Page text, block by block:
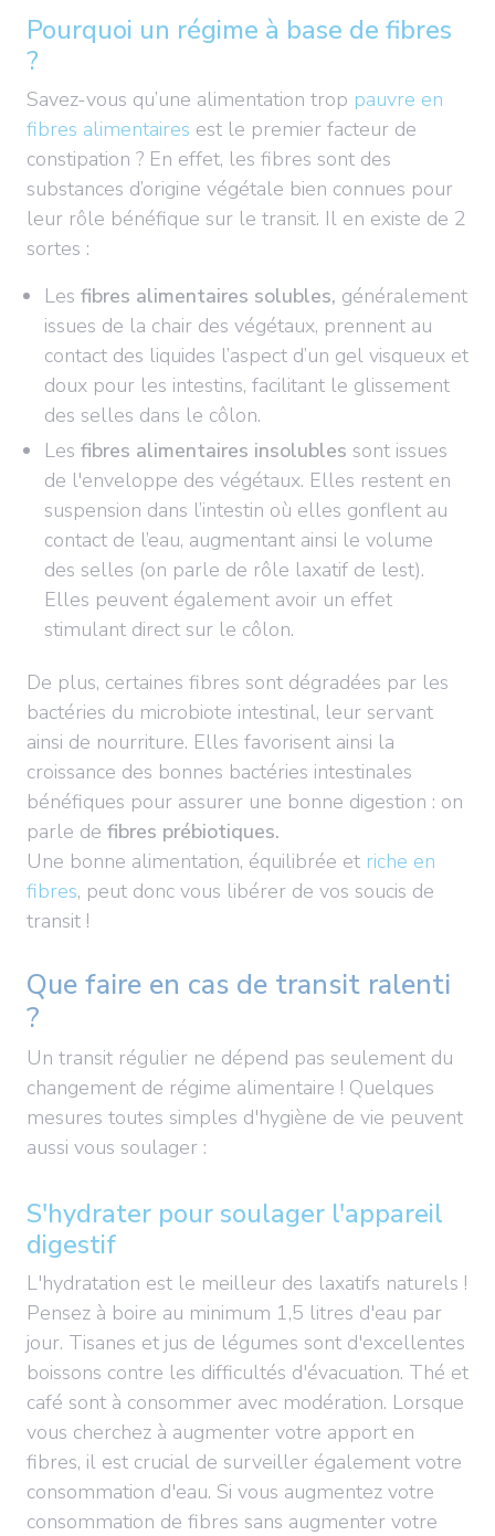
Pourquoi un régime à base de fibres
?
Savez-vous qu’une alimentation trop pauvre en
fibres alimentaires est le premier facteur de
constipation ? En effet, les fibres sont des
substances d’origine végétale bien connues pour
leur rôle bénéfique sur le transit. Il en existe de 2
sortes :
Les fibres alimentaires solubles, généralement
issues de la chair des végétaux, prennent au
contact des liquides l’aspect d’un gel visqueux et
doux pour les intestins, facilitant le glissement
des selles dans le côlon.
Les fibres alimentaires insolubles sont issues
de l'enveloppe des végétaux. Elles restent en
suspension dans l’intestin où elles gonflent au
contact de l’eau, augmentant ainsi le volume
des selles (on parle de rôle laxatif de lest).
Elles peuvent également avoir un effet
stimulant direct sur le côlon.
De plus, certaines fibres sont dégradées par les
bactéries du microbiote intestinal, leur servant
ainsi de nourriture. Elles favorisent ainsi la
croissance des bonnes bactéries intestinales
bénéfiques pour assurer une bonne digestion : on
parle de fibres prébiotiques.
Une bonne alimentation, équilibrée et riche en
fibres, peut donc vous libérer de vos soucis de
transit !
Que faire en cas de transit ralenti
?
Un transit régulier ne dépend pas seulement du
changement de régime alimentaire ! Quelques
mesures toutes simples d'hygiène de vie peuvent
aussi vous soulager :
S'hydrater pour soulager l'appareil
digestif
L'hydratation est le meilleur des laxatifs naturels !
Pensez à boire au minimum 1,5 litres d'eau par
jour. Tisanes et jus de légumes sont d'excellentes
boissons contre les difficultés d'évacuation. Thé et
café sont à consommer avec modération. Lorsque
vous cherchez à augmenter votre apport en
fibres, il est crucial de surveiller également votre
consommation d'eau. Si vous augmentez votre
consommation de fibres sans augmenter votre